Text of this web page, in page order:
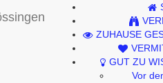
ZUHAUSE
GUT ZU
Vor